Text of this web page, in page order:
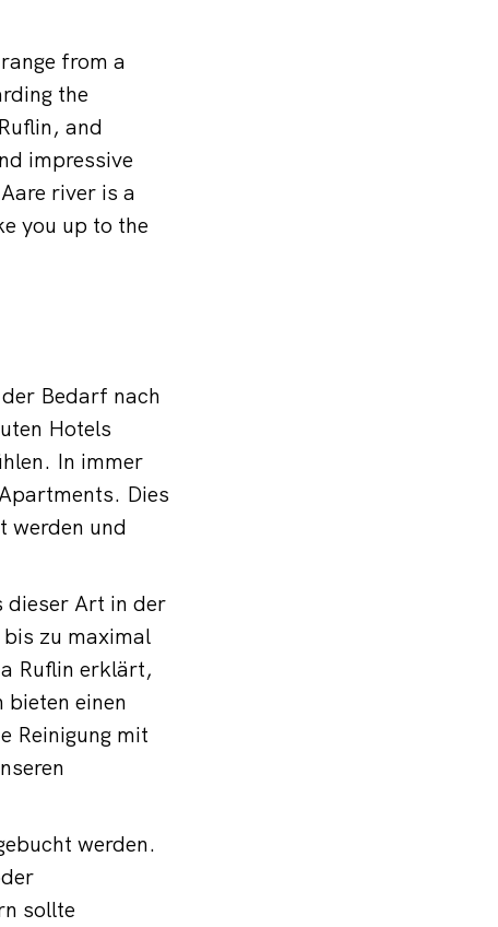
from a
the
and
impressive
river is a
you up to the
Bedarf nach
Hotels
In immer
Dies
werden und
dieser Art in der
zu maximal
Ruflin erklärt,
bieten einen
Reinigung mit
werden.
sollte